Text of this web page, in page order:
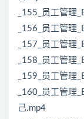
_155_员工管理
_156_员工管理
_157_员工管理
_158_员工管理
_159_员工管理
_160_员工管理
己.mp4